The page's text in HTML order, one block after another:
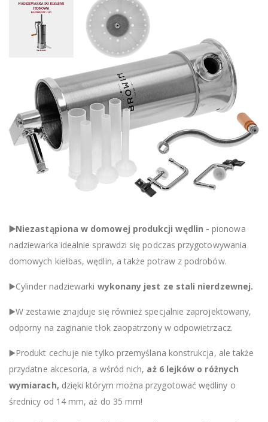
▶️Niezastąpiona w domowej produkcji wędlin - pionowa
nadziewarka idealnie sprawdzi się podczas przygotowywania
domowych kiełbas, wędlin, a także potraw z podrobów.
▶️Cylinder nadziewarki wykonany jest ze stali nierdzewnej.
▶️W zestawie znajduje się również specjalnie zaprojektowany,
odporny na zaginanie tłok zaopatrzony w odpowietrzacz.
▶️Produkt cechuje nie tylko przemyślana konstrukcja, ale także
przydatne akcesoria, a wśród nich, aż 6 lejków o różnych
wymiarach, dzięki którym można przygotować wędliny o
średnicy od 14 mm, aż do 35 mm!